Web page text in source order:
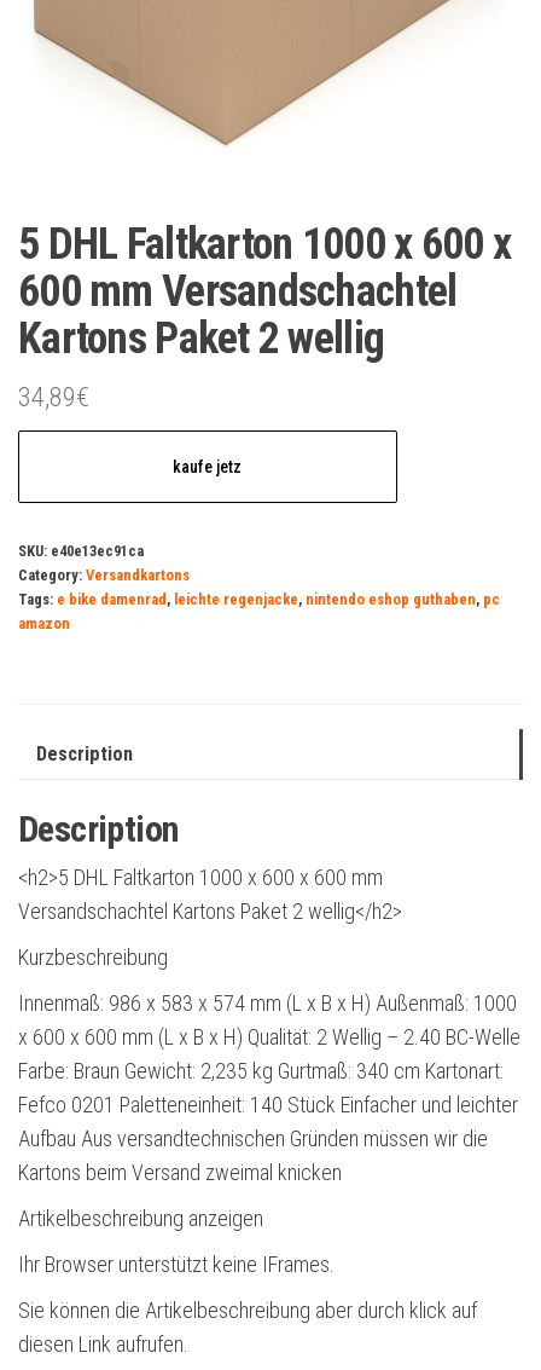
5 DHL Faltkarton 1000 x 600 x
600 mm Versandschachtel
Kartons Paket 2 wellig
34,89€
kaufe jetz
SKU: e40e13ec91ca
Category: Versandkartons
Tags: e bike damenrad , leichte regenjacke, nintendo eshop guthaben, pc
amazon
Description
Description
<h2>5 DHL Faltkarton 1000 x 600 x 600 mm
Versandschachtel Kartons Paket 2 wellig</h2>
Kurzbeschreibung
Innenmaß: 986 x 583 x 574 mm (L x B x H) Außenmaß: 1000
x 600 x 600 mm (L x B x H) Qualität: 2 Wellig – 2.40 BC-Welle
Farbe: Braun Gewicht: 2,235 kg Gurtmaß: 340 cm Kartonart:
Fefco 0201 Paletteneinheit: 140 Stück Einfacher und leichter
Aufbau Aus versandtechnischen Gründen müssen wir die
Kartons beim Versand zweimal knicken
Artikelbeschreibung anzeigen
Ihr Browser unterstützt keine IFrames.
Sie können die Artikelbeschreibung aber durch klick auf
diesen Link aufrufen.